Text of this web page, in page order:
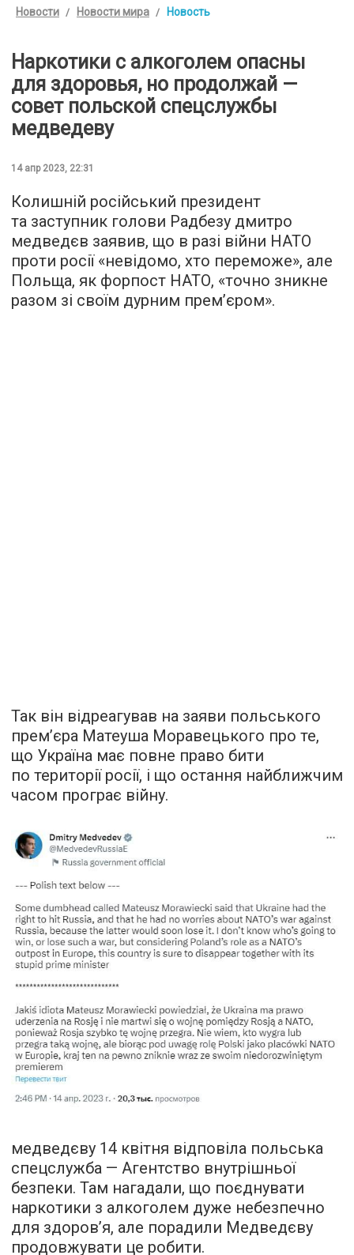
Новости Новости мира Новость
Наркотики с алкоголем опасны
для здоровья, но продолжай —
совет польской спецслужбы
медведеву
14 апр 2023, 22:31
Колишній російський президент
та заступник голови Радбезу дмитро
медведєв заявив, що в разі війни НАТО
проти росії «невідомо, хто переможе», але
Польща, як форпост НАТО, «точно зникне
разом зі своїм дурним премʼєром».
Так він відреагував на заяви польського
премʼєра Матеуша Моравецького про те,
що Україна має повне право бити
по території росії, і що остання найближчим
часом програє війну.
медведєву 14 квітня відповіла польська
спецслужба — Агентство внутрішньої
безпеки. Там нагадали, що поєднувати
наркотики з алкоголем дуже небезпечно
для здоров’я, але порадили Медведєву
продовжувати це робити.